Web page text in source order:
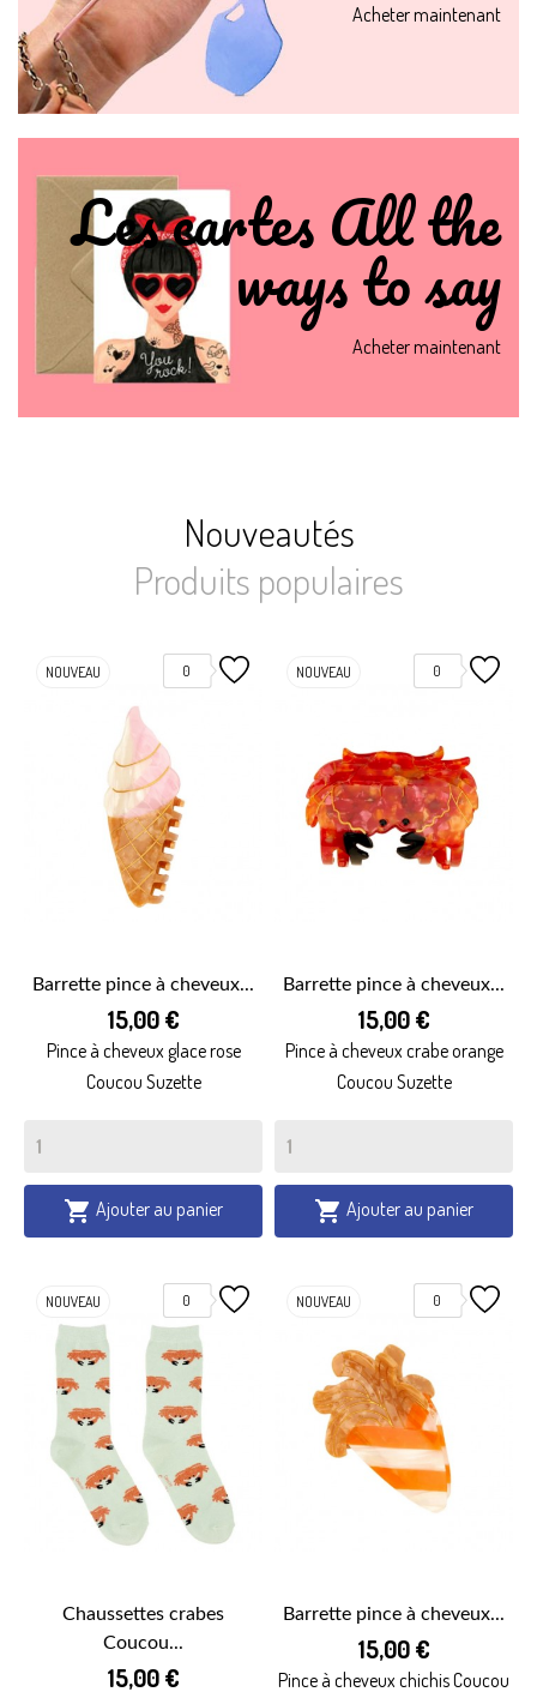
Acheter maintenant
Les cartes All the
ways to say
Acheter maintenant
Nouveautés
Produits populaires
0
NOUVEAU
Barrette pince à cheveux...
15,00 €
Pince à cheveux glace rose
Coucou Suzette
 Ajouter au panier
0
NOUVEAU
Barrette pince à cheveux...
15,00 €
Pince à cheveux crabe orange
Coucou Suzette
 Ajouter au panier
0
NOUVEAU
Chaussettes crabes
Coucou...
15,00 €
0
NOUVEAU
Barrette pince à cheveux...
15,00 €
Pince à cheveux chichis Coucou